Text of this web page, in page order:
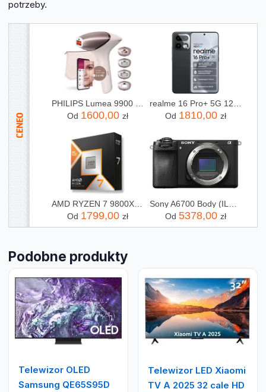
potrzeby.
PHILIPS Lumea 9900 SkinAI BRI977/00
Od 1600,00 zł
realme 16 Pro+ 5G 12/512GB Szary
Od 1810,00 zł
AMD RYZEN 7 9800X3D X8 4,7GHz AM5 BOX
Od 1799,00 zł
Sony A6700 Body (ILCE6700B)
Od 5378,00 zł
Podobne produkty
Telewizor OLED
Samsung QE65S95D
Telewizor LED Xiaomi
TV A 2025 32 cale HD